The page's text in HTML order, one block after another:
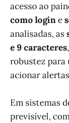
acesso ao
como logine
analisadas, as
e 9 caracteres
robustez para
acionar
Em sistemas
previsível,